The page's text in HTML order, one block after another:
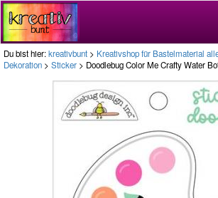
Du bist hier:kreativbunt > Kreativshop für Bastelmaterial
Dekoration > Sticker > Doodlebug Color Me Crafty Water